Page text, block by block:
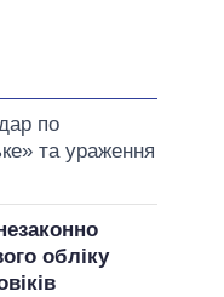
по
та ураження
обліку